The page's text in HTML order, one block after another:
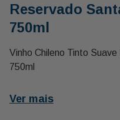
Reservado
750ml
Vinho Chileno Tinto
750ml
Ver mais